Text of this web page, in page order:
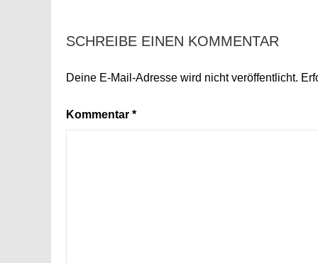
SCHREIBE EINEN KOMMENTAR
Deine E-Mail-Adresse wird nicht veröffentlicht.
Kommentar *